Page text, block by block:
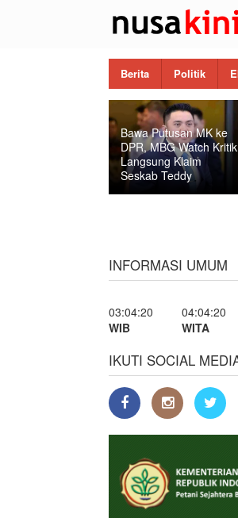
Berita Politik
Bawa Putusan MK ke
DPR, MBG Watch Kritik
Langsung Klaim
Seskab Teddy
INFORMASI UMUM
03:04:21
WIB
04:04:21
WITA
IKUTI SOCIAL